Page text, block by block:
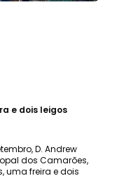
e dois leigos
D. Andrew
dos Camarões,
uma freira e dois